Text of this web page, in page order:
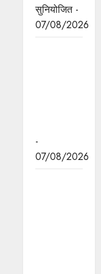
सुनियोजित -
07/08/2026
-
07/08/2026